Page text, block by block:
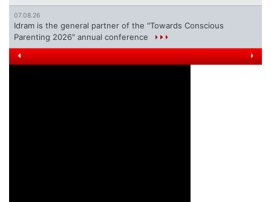
07.08.26
Idram is the general partner of the "Towards Conscious
Parenting 2026" annual conference